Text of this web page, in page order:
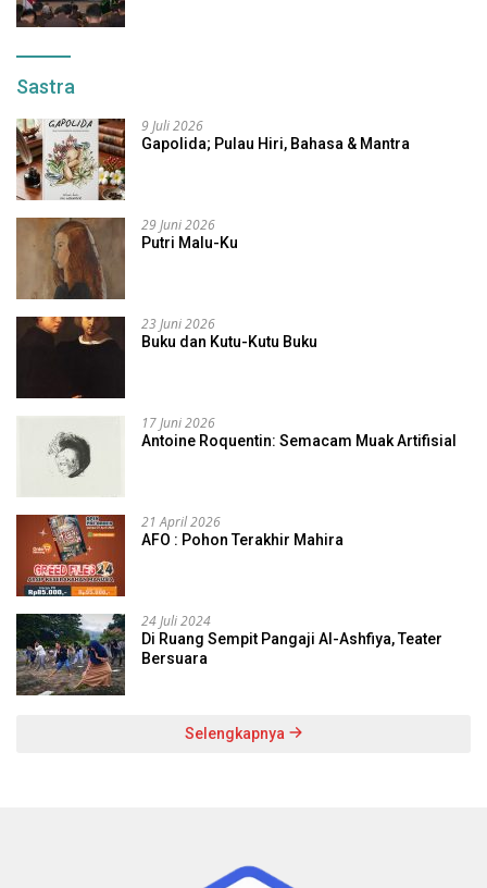
Sastra
9 Juli 2026
Gapolida; Pulau Hiri, Bahasa & Mantra
29 Juni 2026
Putri Malu-Ku
23 Juni 2026
Buku dan Kutu-Kutu Buku
17 Juni 2026
Antoine Roquentin: Semacam Muak Artifisial
21 April 2026
AFO : Pohon Terakhir Mahira
24 Juli 2024
Di Ruang Sempit Pangaji Al-Ashfiya, Teater
Bersuara
Selengkapnya